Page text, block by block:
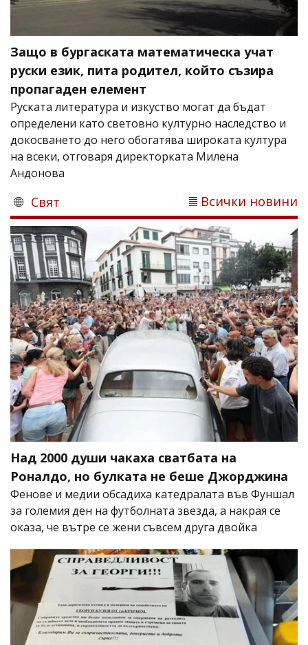
Защо в бургаската математическа учат
руски език, пита родител, който съзира
пропагаден елемент
Руската литература и изкуство могат да бъдат
определени като световно културно наследство и
докосването до него обогатява широката култура
на всеки, отговаря директорката Милена
Андонова
Свят Всички новини
Над 2000 души чакаха сватбата на
Роналдо, но булката не беше Джорджина
Фенове и медии обсадиха катедралата във Фуншал
за големия ден на футболната звезда, а накрая се
оказа, че вътре се жени съвсем друга двойка